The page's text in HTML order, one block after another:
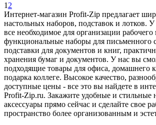
1 2
Интернет-магазин Profit-Zip предлагает
настольных наборов, подставок и лотков.
все необходимое для организации
функциональные наборы для письменного
подставки для документов и книг,
хранения бумаг и документов. У нас вы
подходящие товары для офиса, домашнего
подарка коллеге. Высокое качество,
доступные цены - все это вы найдете в
Profit-Zip.ru. Закажите удобные и стильные
аксессуары прямо сейчас и сделайте свое
пространство более организованным и